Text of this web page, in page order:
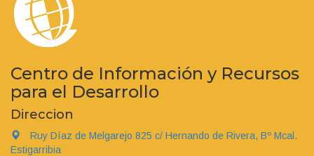
Centro de Información y Recursos
para el Desarrollo
Direccion
Ruy Díaz de Melgarejo 825 c/ Hernando de Rivera, Bº Mcal.
Estigarribia